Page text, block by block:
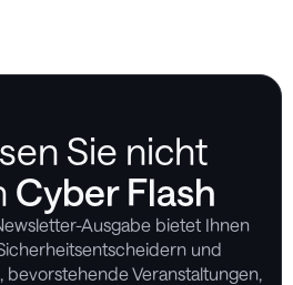
Sie nicht
Cyber Flash
Ausgabe bietet Ihnen
und
Veranstaltungen,